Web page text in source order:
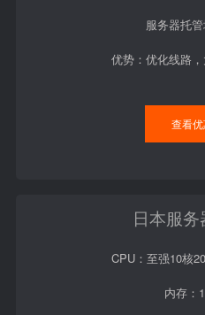
服务器托
优势：优化线路
查看
日本服
CPU：至强10核
内存：